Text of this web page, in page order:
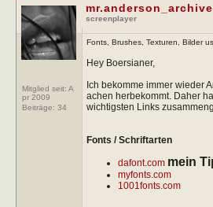
Mitglied seit: A
pr 2009
Beiträge: 34
mr.anderson_archive
screenplayer
Fonts, Brushes, Texturen, Bilder
Hey Boersianer,
Ich bekomme immer wieder
achen herbekommt. Daher
wichtigsten Links
Fonts / Schriftarten
dafont.com mein
myfonts.com
1001fonts.com